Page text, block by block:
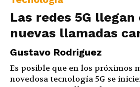
Las redes 5G llegan
nuevas llamadas
Gustavo Rodriguez
Es posible que en los próximos
novedosa tecnología 5G se